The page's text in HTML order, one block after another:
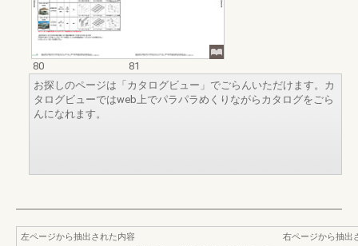
80
81
お探しのページは「カタログビュー」でごらんいただけます。カ
タログビューではweb上でパラパラめくりながらカタログをごら
んになれます。
左ページから抽出された内容
右ページから抽出